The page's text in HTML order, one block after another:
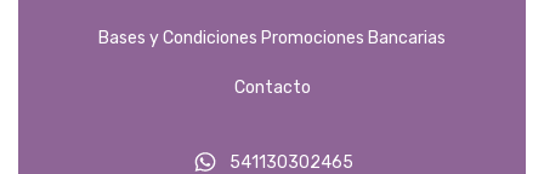
Bases y Condiciones Promociones Bancarias
Contacto
541130302465